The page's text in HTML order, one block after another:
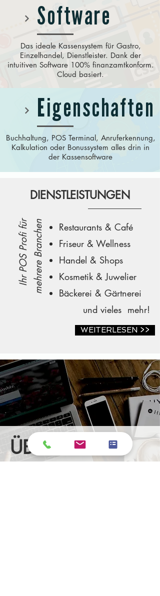
Software
Das ideale Kassensystem für Gastro,
Einzelhandel, Dienstleister. Dank der
intuitiven Software 100% finanzamtkonform.
Cloud basiert.
Eigenschaften
Buchhaltung, POS Terminal, Anruferkennung,
Kalkulation oder Bonussystem alles drin in
der Kassensoftware
DIENSTLEISTUNGEN
Ihr POS Profi fürmehrere Branchen
Restaurants & Café
Friseur & Wellness
Handel & Shops
Kosmetik & Juwelier
Bäckerei & Gärtnerei
und vieles mehr!​
WEITERLESEN >>
ÜBER